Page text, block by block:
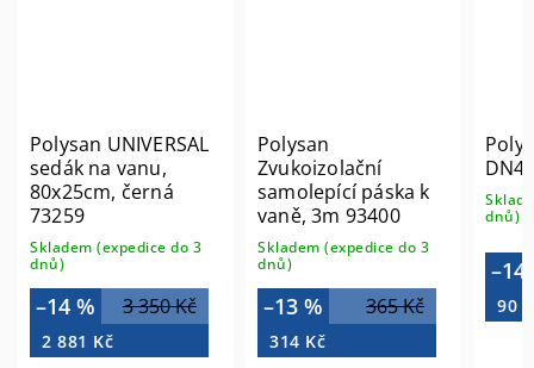
Polysan UNIVERSAL
sedák na vanu,
80x25cm, černá
73259
Skladem (expedice do 3
dnů)
3 350 Kč
–14 %
2 881 Kč
Polysan
Zvukoizolační
samolepící páska k
vaně, 3m 93400
Skladem (expedice do 3
dnů)
365 Kč
–13 %
314 Kč
dnů)
–14
90